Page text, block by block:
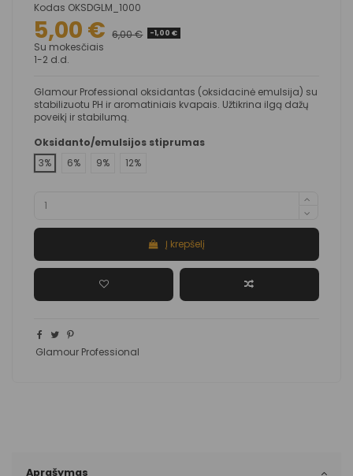
Kodas OKSDGLM_1000
5,00 € 6,00 € -1,00 €
Su mokesčiais
1-2 d.d.
Glamour Professional oksidantas (oksidacinė emulsija) su
stabilizuotu PH ir aromatiniais kvapais. Užtikrina ilgą dažų
poveikį ir stabilumą.
Oksidanto/emulsijos stiprumas
3%
6% 9% 12%
Į krepšelį
Glamour Professional
Aprašymas